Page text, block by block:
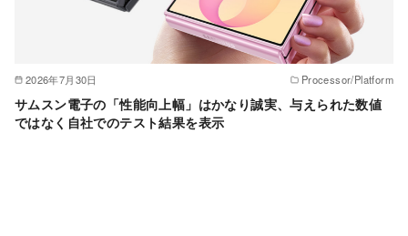
2026年7月30日 Processor/Platform
サムスン電子の「性能向上幅」はかなり誠実、与えられた数値
ではなく自社でのテスト結果を表示